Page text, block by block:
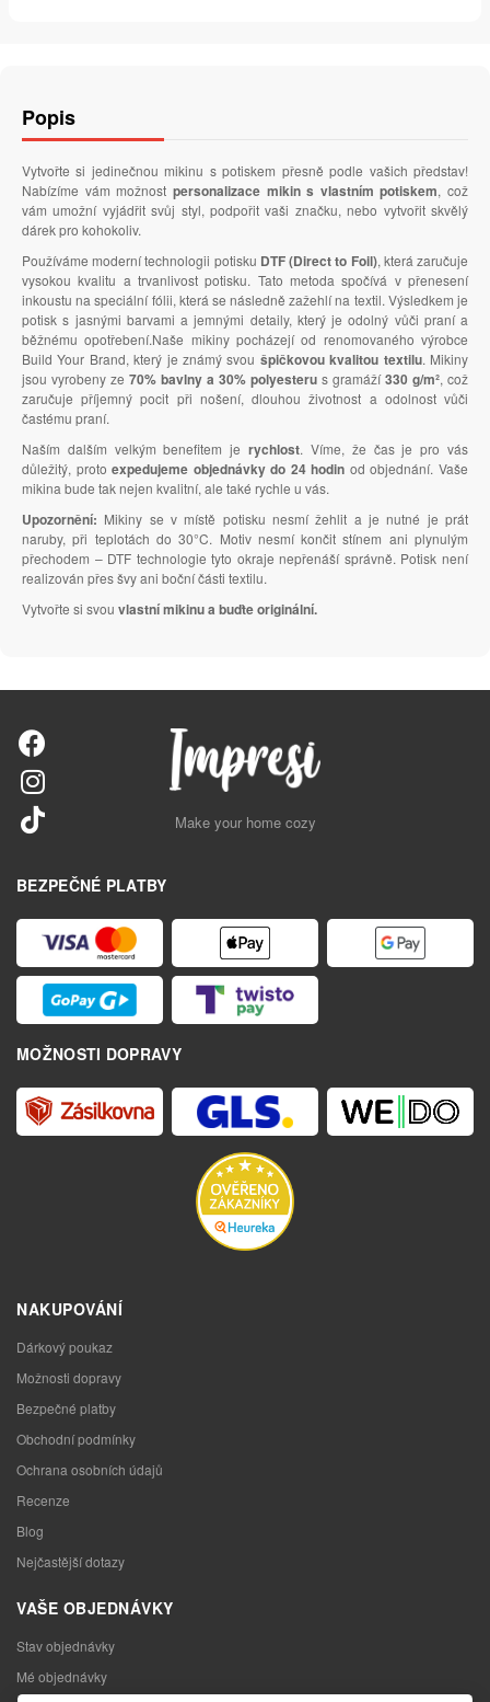
Popis
Vytvořte si jedinečnou mikinu s potiskem přesně podle vašich představ!
Nabízíme vám možnost personalizace mikin s vlastním potiskem, což
vám umožní vyjádřit svůj styl, podpořit vaši značku, nebo vytvořit skvělý
dárek pro kohokoliv.
Používáme moderní technologii potisku DTF (Direct to Foil), která zaručuje
vysokou kvalitu a trvanlivost potisku. Tato metoda spočívá v přenesení
inkoustu na speciální fólii, která se následně zažehlí na textil. Výsledkem je
potisk s jasnými barvami a jemnými detaily, který je odolný vůči praní a
běžnému opotřebení.Naše mikiny pocházejí od renomovaného výrobce
Build Your Brand, který je známý svou špičkovou kvalitou textilu. Mikiny
jsou vyrobeny ze 70% bavlny a 30% polyesteru s gramáží330 g/m², což
zaručuje příjemný pocit při nošení, dlouhou životnost a odolnost vůči
častému praní.
Naším dalším velkým benefitem jerychlost. Víme, že čas je pro vás
důležitý, protoexpedujeme objednávky do 24 hodin od objednání. Vaše
mikina bude tak nejen kvalitní, ale také rychle u vás.
Upozornění: Mikiny se v místě potisku nesmí žehlit a je nutné je prát
naruby, při teplotách do 30°C. Motiv nesmí končit stínem ani plynulým
přechodem – DTF technologie tyto okraje nepřenáší správně. Potisk není
realizován přes švy ani boční části textilu.
Vytvořte si svou vlastní mikinu a buďte originální.
Make your home cozy
BEZPEČNÉ PLATBY
MOŽNOSTI DOPRAVY
NAKUPOVÁNÍ
Dárkový poukaz
Možnosti dopravy
Bezpečné platby
Obchodní podmínky
Ochrana osobních údajů
Recenze
Blog
Nejčastější dotazy
VAŠE OBJEDNÁVKY
Stav objednávky
Mé objednávky